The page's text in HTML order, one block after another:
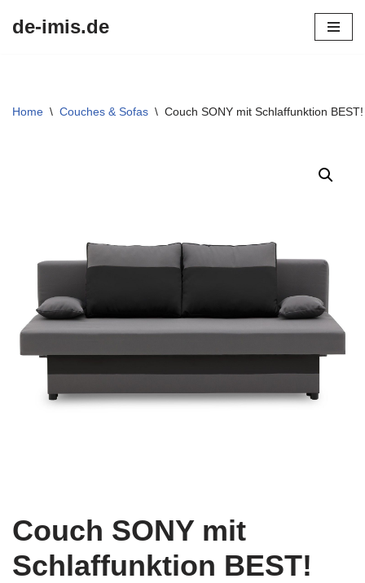
de-imis.de
Home \ Couches & Sofas \ Couch SONY mit Schlaffunktion
Couch SONY mit
Schlaffunktion BEST!